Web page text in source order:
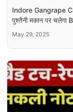
Indore Gangrape
पुश्तैनी मकान पर चलेगा
May 29, 2025